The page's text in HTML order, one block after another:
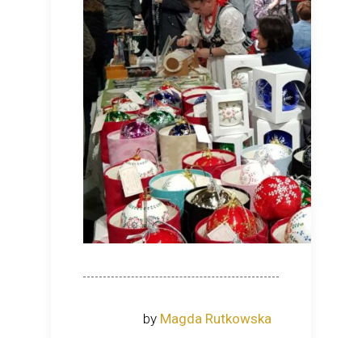
by Magda Rutkowska